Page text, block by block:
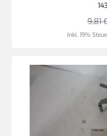
9,81
Inkl. 19%